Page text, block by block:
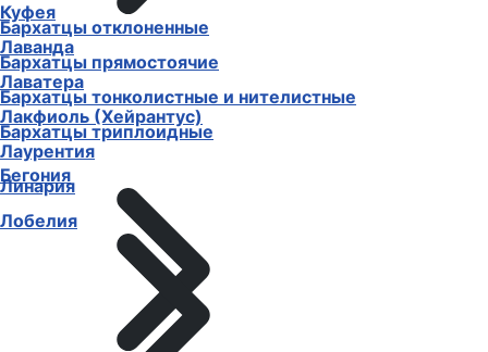
Бархатцы отклоненные
Бархатцы прямостоячие
Бархатцы тонколистные и нителистные
Бархатцы триплоидные
Бегония
Куфея
Лаванда
Лаватера
Лакфиоль (Хейрантус)
Лаурентия
Линария
Лобелия